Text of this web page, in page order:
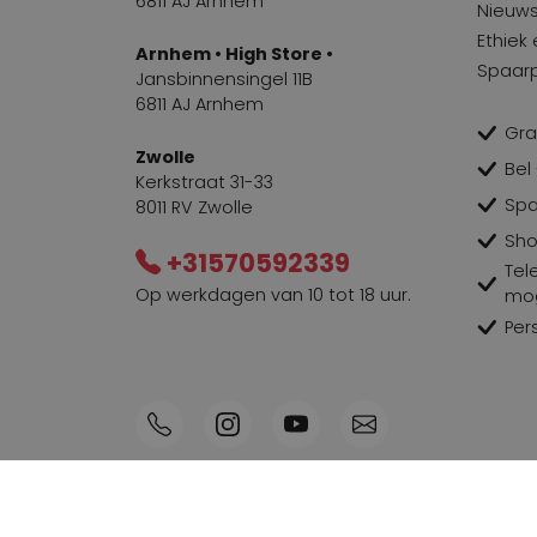
Arnhem • High Store •
Jansbinnensingel 11B
6811 AJ Arnhem
Zwolle
Kerkstraat 31-33
8011 RV Zwolle
+31570592339
Op werkdagen van 10 tot 18 uur.
Ethiek
Bel